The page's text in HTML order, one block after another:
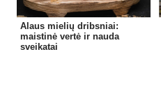
Alaus mielių dribsniai:
maistinė vertė ir nauda
sveikatai